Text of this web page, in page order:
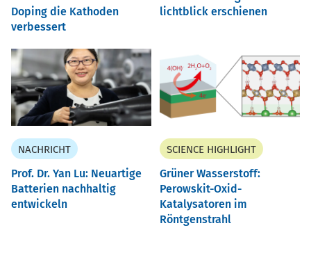
Doping die Kathoden
verbessert
lichtblick erschienen
NACHRICHT
Prof. Dr. Yan Lu: Neuartige
Batterien nachhaltig
entwickeln
SCIENCE HIGHLIGHT
Grüner Wasserstoff:
Perowskit-Oxid-
Katalysatoren im
Röntgenstrahl